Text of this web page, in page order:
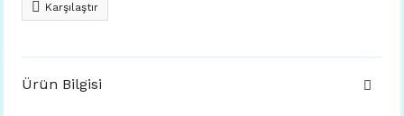
Karşılaştır
Ürün Bilgisi